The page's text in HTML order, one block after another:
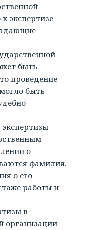
экспертизе
быть
проведение
быть
о
фамилия,
о его
работы и
в
организации